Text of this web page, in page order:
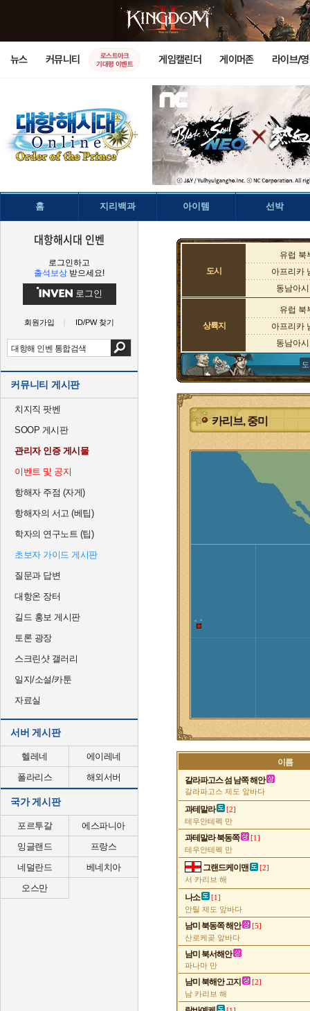
뉴스 커뮤니티
로스트아크
기대평 이벤트
게임캘린더 게이머존 라이브/
홈 지리백과 아이템 선박
대항해시대 인벤
로그인하고
출석보상 받으세요!
로그인
회원가입 ID/PW 찾기
커뮤니티 게시판
치지직 팟벤
SOOP 게시판
관리자 인증 게시물
이벤트 및 공지
항해자 주점 (자게)
항해자의 서고 (베팁)
학자의 연구노트 (팁)
초보자 가이드 게시판
질문과 답변
대항온 장터
길드 홍보 게시판
토론 광장
스크린샷 갤러리
일지/소설/카툰
자료실
서버 게시판
헬레네
에이레네
폴라리스
해외서버
국가 게시판
포르투갈
에스파니아
잉글랜드
프랑스
네덜란드
베네치아
오스만
도시
유럽 북
아프리카
동남아
상륙지
유럽 북
아프리카
동남아
카리브, 중미
이름
갈라파고스 섬 남쪽 해안
갈라파고스 제도 앞바다
과테말라 [2]
테우안테펙 만
과테말라 북동쪽 [1]
테우안테펙 만
그랜드케이맨 [2]
서 카리브 해
나소 [1]
안틸 제도 앞바다
남미 북동쪽 해안 [5]
산로케곶 앞바다
남미 북서해안
파나마 만
남미 북해안 고지 [2]
남 카리브 해